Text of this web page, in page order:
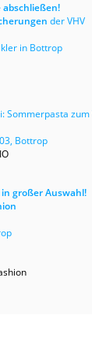
abschließen!
der VHV
in Bottrop
Sommerpasta
Bottrop
großer Auswahl!